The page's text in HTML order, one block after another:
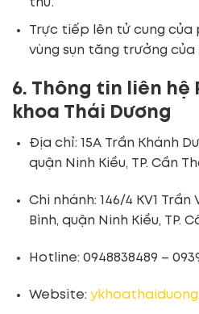
thư.
Trực tiếp lên tử cung của
vùng sụn tăng trưởng của
6. Thông tin liên hệ
khoa Thái Dương
Địa chỉ: 15A Trần Khánh
quận Ninh Kiều, TP. Cần
Chi nhánh: 146/4 KV1
Bình, quận Ninh Kiều, TP.
Hotline: 0948838489 –
Website: